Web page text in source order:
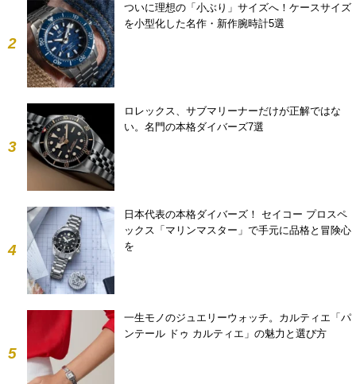
2
ついに理想の「小ぶり」サイズへ！ケースサイズ
を小型化した名作・新作腕時計5選
3
ロレックス、サブマリーナーだけが正解ではな
い。名門の本格ダイバーズ7選
4
日本代表の本格ダイバーズ！ セイコー プロスペ
ックス「マリンマスター」で手元に品格と冒険心
を
5
一生モノのジュエリーウォッチ。カルティエ「パ
ンテール ドゥ カルティエ」の魅力と選び方